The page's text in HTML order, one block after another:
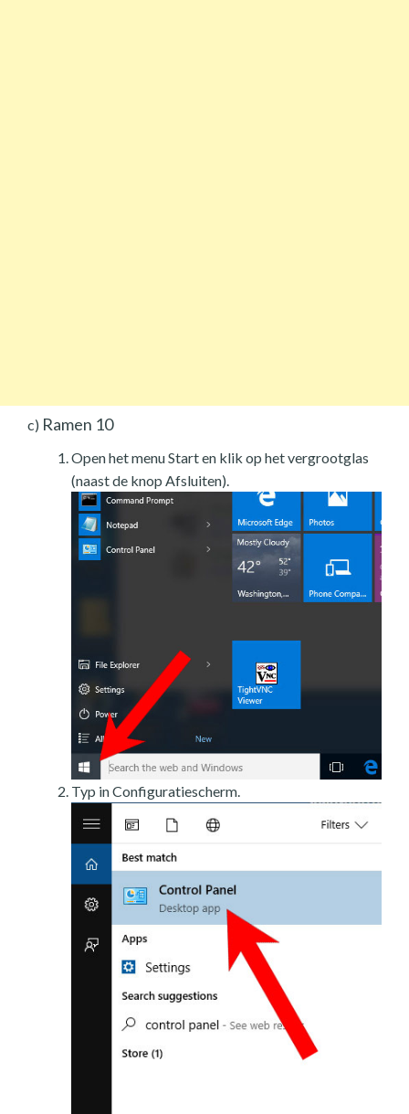
c) Ramen 10
Open het menu Start en klik op het vergrootglas
(naast de knop Afsluiten).
Typ in Configuratiescherm.